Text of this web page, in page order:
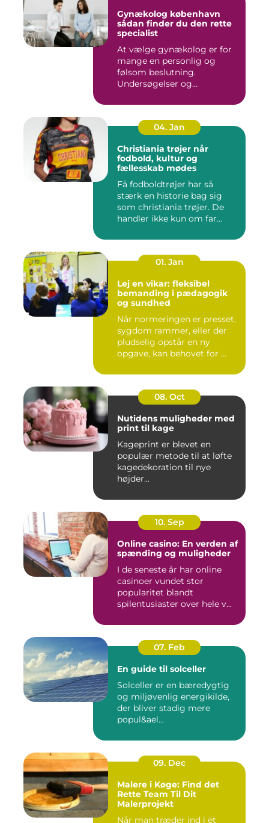
Gynækolog københavn
sådan finder du den rette
specialist
At vælge gynækolog er for
mange en personlig og
følsom beslutning.
Undersøgelser og
04. Jan
Christiania trøjer når
fodbold, kultur og
fællesskab mødes
Få fodboldtrøjer har så
stærk en historie bag sig
som christiania trøjer. De
handler ikke kun om far...
01. Jan
Lej en vikar: fleksibel
bemanding i pædagogik
og sundhed
Når normeringen er presset,
sygdom rammer, eller der
pludselig opstår en ny
opgave, kan behovet for ...
08. Oct
Nutidens muligheder med
print til kage
Kageprint er blevet en
populær metode til at løfte
kagedekoration til nye
højder...
10. Sep
Online casino: En verden af
spænding og muligheder
I de seneste år har online
casinoer vundet stor
popularitet blandt
spilentusiaster over hele v...
07. Feb
En guide til solceller
Solceller er en bæredygtig
og miljøvenlig energikilde,
der bliver stadig mere
popul&ael...
09. Dec
Malere i Køge: Find det
Rette Team Til Dit
Malerprojekt
Når man træder ind i et